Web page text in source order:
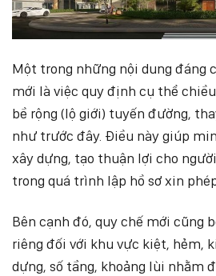
Một trong những nội dung đáng
mới là việc quy định cụ thể
bề rộng (lộ giới) tuyến đường,
như trước đây. Điều này giúp
xây dựng, tạo thuận lợi cho
trong quá trình lập hồ sơ xin
Bên cạnh đó, quy chế mới cũng
riêng đối với khu vực kiệt, hẻm,
dựng, số tầng, khoảng lùi nhằm